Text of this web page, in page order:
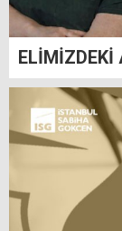
ELİMİZDEKİ